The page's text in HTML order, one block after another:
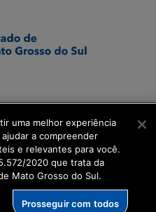
uma melhor experiência
a compreender
e relevantes para você.
2020 que trata da
Mato Grosso do Sul.
Prosseguir com todos